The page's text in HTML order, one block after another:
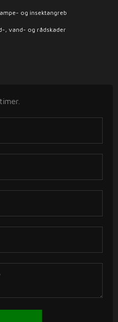
og insektangreb
, vand- og rådskader